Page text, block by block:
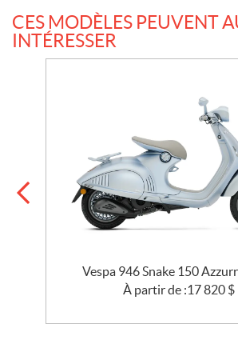
CES MODÈLES PEUVENT
INTÉRESSER
Vespa 946 Snake 150
À partir de :17 820 $